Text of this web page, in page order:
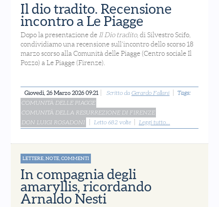
Il dio tradito. Recensione
incontro a Le Piagge
Dopo la presentazione de Il Dio tradito, di Silvestro Scifo,
condividiamo una recensione sull'incontro dello scorso 18
marzo scorso alla Comunità delle Piagge (Centro sociale Il
Pozzo) a Le Piagge (Firenze).
Giovedì, 26 Marzo 2026 09:21 Scritto da Gerardo Fallani
Tags:
COMUNITÀ DELLE PIAGGE
COMUNITÀ DELLA RESURREZIONE DI FIRENZE
DON LUIGI ROSADONI
Letto 682 volte Leggi tutto...
LETTERE, NOTE, COMMENTI
In compagnia degli
amaryllis, ricordando
Arnaldo Nesti